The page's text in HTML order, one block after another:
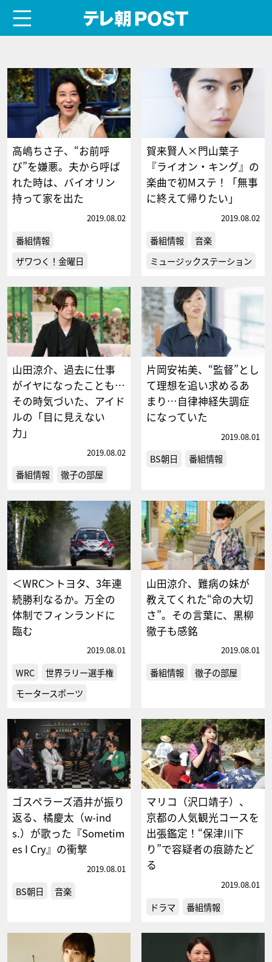
高嶋ちさ子、“お前呼
び”を嫌悪。夫から呼ば
れた時は、バイオリン
持って家を出た
2019.08.02
番組情報
ザワつく！金曜日
賀来賢人×門山葉子
『ライオン・キング』の
楽曲で初Mステ！「無事
に終えて帰りたい」
2019.08.02
番組情報
音楽
ミュージックステーション
山田涼介、過去に仕事
がイヤになったことも…
その時気づいた、アイド
ルの「目に見えない
力」
2019.08.02
番組情報 徹子の部屋
片岡安祐美、“監督”とし
て理想を追い求めるあ
まり…自律神経失調症
になっていた
2019.08.01
BS朝日 番組情報
＜WRC＞トヨタ、3年連
続勝利なるか。万全の
体制でフィンランドに
臨む
2019.08.01
WRC
世界ラリー選手権
モータースポーツ
山田涼介、難病の妹が
教えてくれた“命の大切
さ”。その言葉に、黒柳
徹子も感銘
2019.08.01
番組情報 徹子の部屋
ゴスペラーズ酒井が振り
返る、橘慶太（w-ind
s.）が歌った『Sometim
es I Cry』の衝撃
2019.08.01
BS朝日 音楽
マリコ（沢口靖子）、
京都の人気観光コースを
出張鑑定！“保津川下
り”で容疑者の痕跡たど
る
2019.08.01
ドラマ 番組情報